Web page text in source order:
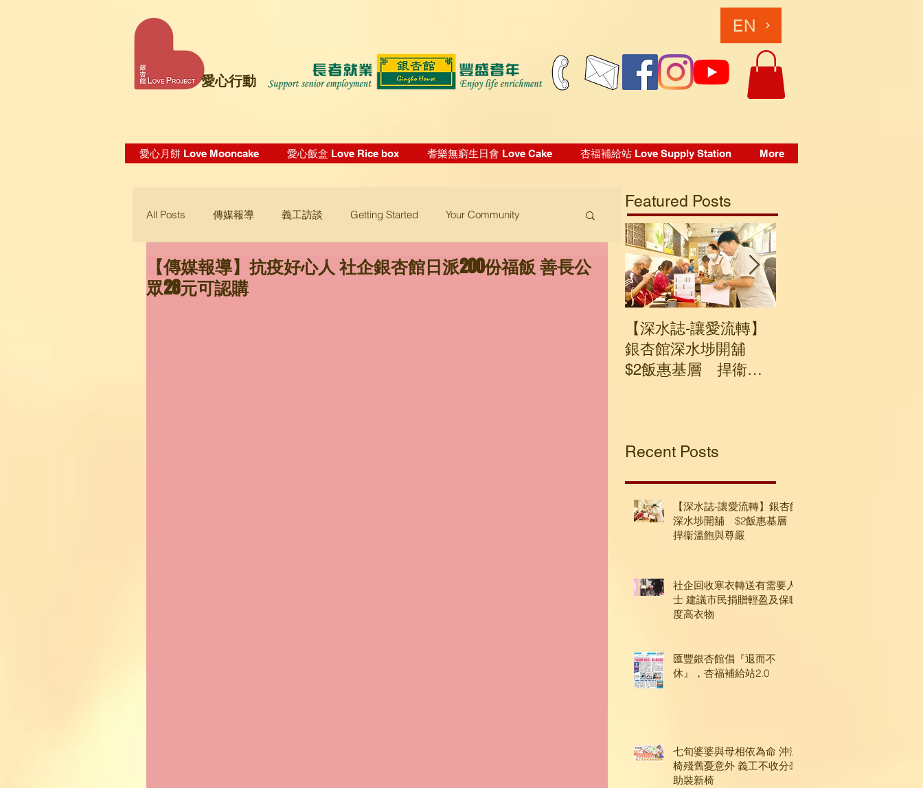
愛心行動
EN
愛心月餅 Love Mooncake 愛心飯盒 Love Rice box 耆樂無窮生日會 Love Cake 杏福補給站 Love Supply Station More
All Posts 傳媒報導 義工訪談 Getting Started Your Community
Blogging Tips
【傳媒報導】抗疫好心人 社企銀杏館日派200份福飯 善長公
眾28元可認購
Featured Posts
【深水誌-讓愛流轉】
銀杏館深水埗開舖
$2飯惠基層 捍衞溫
Recent Posts
【深水誌-讓愛流轉】銀杏館
深水埗開舖 $2飯惠基層
捍衞溫飽與尊嚴
社企回收寒衣轉送有需要人
士 建議市民捐贈輕盈及保暖
度高衣物
匯豐銀杏館倡『退而不
休』，杏福補給站2.0
七旬婆婆與母相依為命 沖涼
椅殘舊憂意外 義工不收分毫
助裝新椅